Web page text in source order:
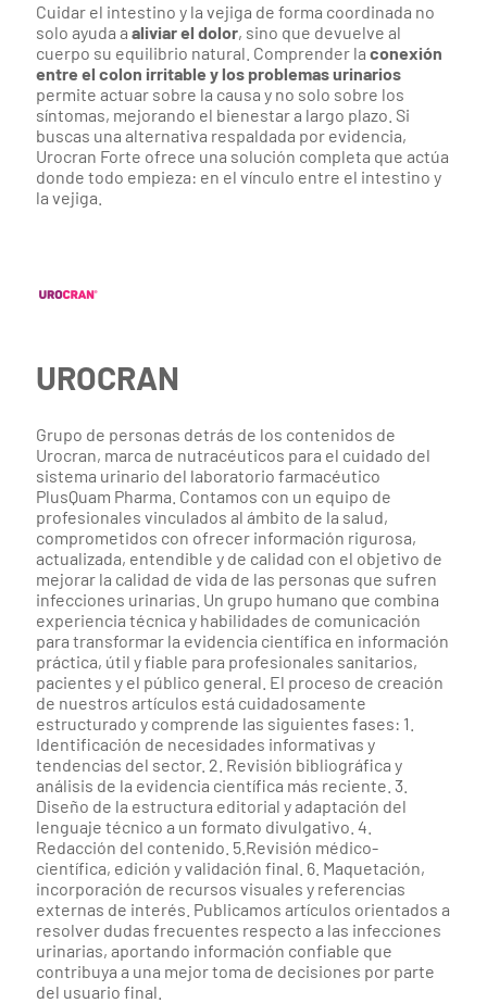
Cuidar el intestino y la vejiga de forma coordinada no
solo ayuda a aliviar el dolor, sino que devuelve al
cuerpo su equilibrio natural. Comprender la conexión
entre el colon irritable y los problemas urinarios
permite actuar sobre la causa y no solo sobre los
síntomas, mejorando el bienestar a largo plazo. Si
buscas una alternativa respaldada por evidencia,
Urocran Forte ofrece una solución completa que actúa
donde todo empieza: en el vínculo entre el intestino y
la vejiga.
UROCRAN
Grupo de personas detrás de los contenidos de
Urocran, marca de nutracéuticos para el cuidado del
sistema urinario del laboratorio farmacéutico
PlusQuam Pharma. Contamos con un equipo de
profesionales vinculados al ámbito de la salud,
comprometidos con ofrecer información rigurosa,
actualizada, entendible y de calidad con el objetivo de
mejorar la calidad de vida de las personas que sufren
infecciones urinarias. Un grupo humano que combina
experiencia técnica y habilidades de comunicación
para transformar la evidencia científica en información
práctica, útil y fiable para profesionales sanitarios,
pacientes y el público general. El proceso de creación
de nuestros artículos está cuidadosamente
estructurado y comprende las siguientes fases: 1.
Identificación de necesidades informativas y
tendencias del sector. 2. Revisión bibliográfica y
análisis de la evidencia científica más reciente. 3.
Diseño de la estructura editorial y adaptación del
lenguaje técnico a un formato divulgativo. 4.
Redacción del contenido. 5.Revisión médico-
científica, edición y validación final. 6. Maquetación,
incorporación de recursos visuales y referencias
externas de interés. Publicamos artículos orientados a
resolver dudas frecuentes respecto a las infecciones
urinarias, aportando información confiable que
contribuya a una mejor toma de decisiones por parte
del usuario final.